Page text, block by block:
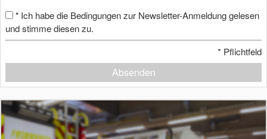
* Ich habe die Bedingungen zur Newsletter-Anmeldung gelesen
und stimme diesen zu.
* Pflichtfeld
Absenden